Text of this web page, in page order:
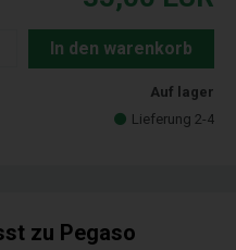
In den warenkorb
Auf lager
Lieferung 2-4
zu Pegaso